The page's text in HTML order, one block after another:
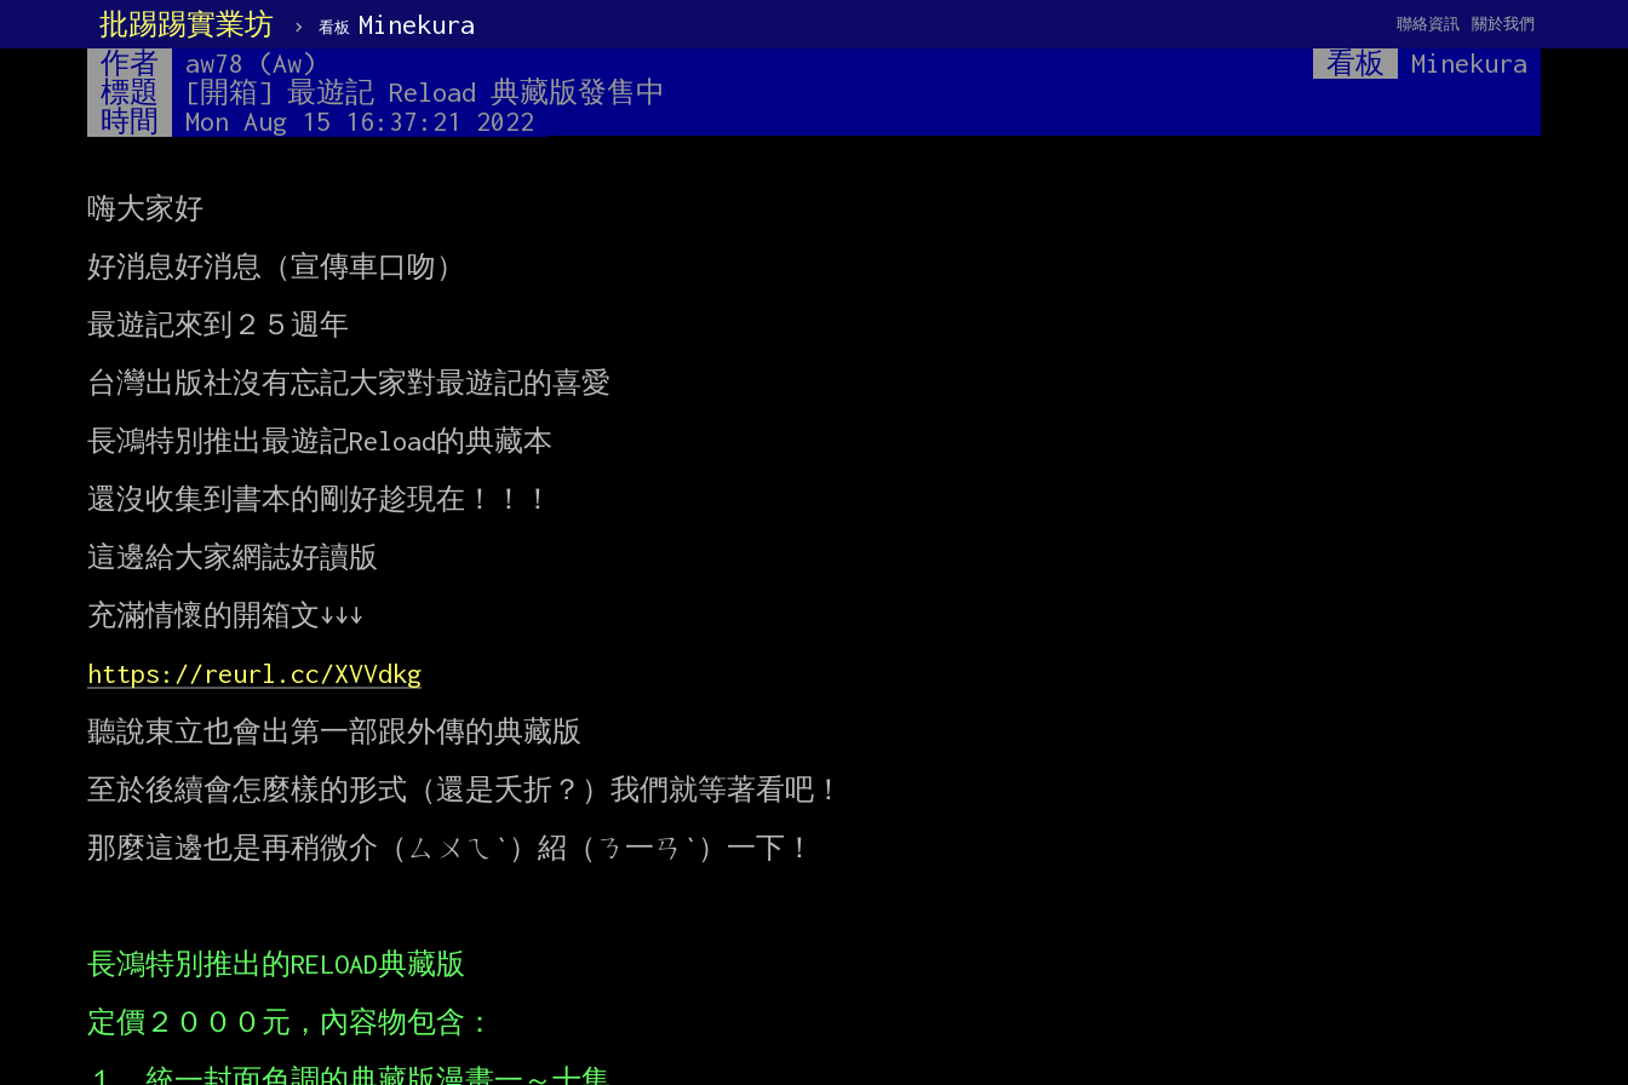
批踢踢實業坊 › 看板 Minekura 關於我們
聯絡資訊
作者 aw78 (Aw) 看板
Minekura
標題
[開箱] 最遊記 Reload 典藏版發售中
時間
Mon Aug 15 16:37:21 2022
嗨大家好
好消息好消息（宣傳車口吻）
最遊記來到２５週年
台灣出版社沒有忘記大家對最遊記的喜愛
長鴻特別推出最遊記Reload的典藏本
還沒收集到書本的剛好趁現在！！！
這邊給大家網誌好讀版
充滿情懷的開箱文↓↓↓
https://reurl.cc/XVVdkg
聽說東立也會出第一部跟外傳的典藏版
至於後續會怎麼樣的形式（還是夭折？）我們就等著看吧！
那麼這邊也是再稍微介（ㄙㄨㄟˋ）紹（ㄋ一ㄢˋ）一下！
長鴻特別推出的RELOAD典藏版
定價２０００元，內容物包含：